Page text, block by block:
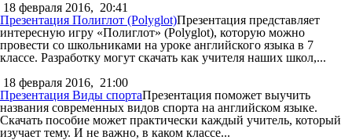
18 февраля 2016, 20:41
Презентация Полиглот (Polyglot)Презентация представляет
интересную игру «Полиглот» (Polyglot), которую можно
провести со школьниками на уроке английского языка в 7
классе. Разработку могут скачать как учителя наших школ,...
18 февраля 2016, 21:00
Презентация Виды спортаПрезентация поможет выучить
названия современных видов спорта на английском языке.
Скачать пособие может практически каждый учитель, который
изучает тему. И не важно, в каком классе...